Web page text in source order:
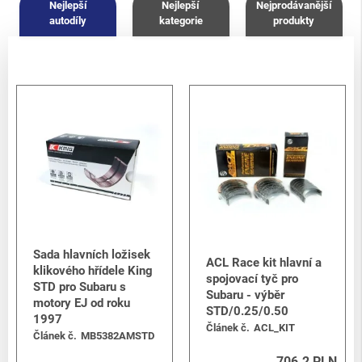
Nejlepší
autodíly
Nejlepší
kategorie
Nejprodávanější
produkty
Sada hlavních ložisek
klikového hřídele King
STD pro Subaru s
motory EJ od roku
1997
Článek č. MB5382AMSTD
ACL Race kit hlavní a
spojovací tyč pro
Subaru - výběr
STD/0.25/0.50
Článek č. ACL_KIT